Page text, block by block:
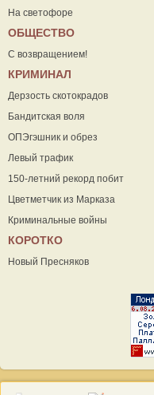
На светофоре
ОБЩЕСТВО
С возвращением!
КРИМИНАЛ
Дерзость скотокрадов
Бандитская воля
ОПЭгэшник и обрез
Левый трафик
150-летний рекорд побит
Цветметчик из Марказа
Криминальные войны
КОРОТКО
Новый Пресняков